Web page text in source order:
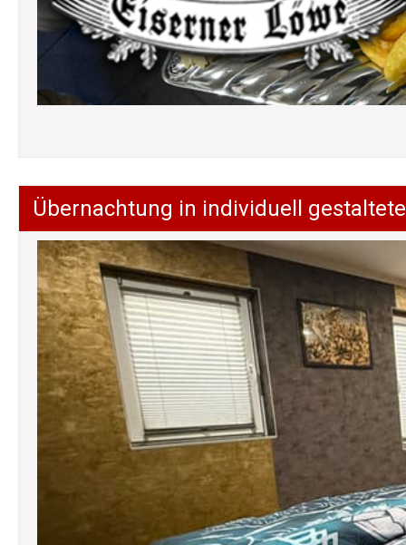
Übernachtung in individuell